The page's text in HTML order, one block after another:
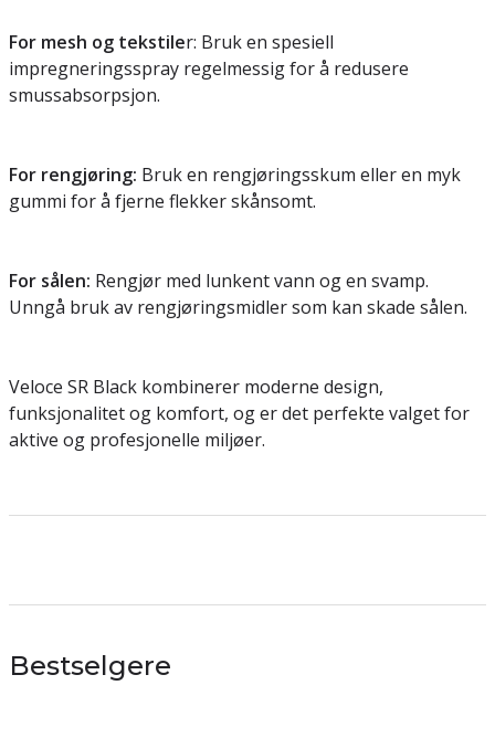
For mesh og tekstiler: Bruk en spesiell
impregneringsspray regelmessig for å redusere
smussabsorpsjon.
For rengjøring: Bruk en rengjøringsskum eller en myk
gummi for å fjerne flekker skånsomt.
For sålen: Rengjør med lunkent vann og en svamp.
Unngå bruk av rengjøringsmidler som kan skade sålen.
Veloce SR Black kombinerer moderne design,
funksjonalitet og komfort, og er det perfekte valget for
aktive og profesjonelle miljøer.
Bestselgere